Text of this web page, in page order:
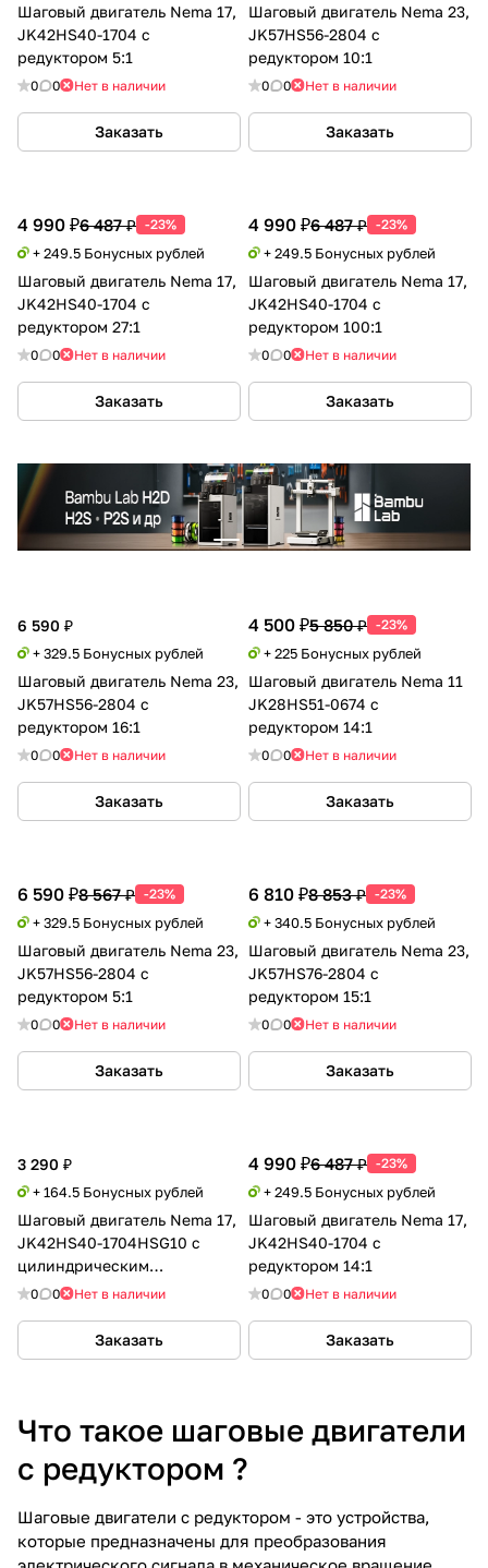
Шаговый двигатель Nema 17,
JK42HS40-1704 с
редуктором 5:1
0 0 Нет в наличии
Заказать
Шаговый двигатель Nema 23,
JK57HS56-2804 с
редуктором 10:1
0 0 Нет в наличии
Заказать
4 990 ₽6 487 ₽ -23%
+ 249.5 Бонусных рублей
Шаговый двигатель Nema 17,
JK42HS40-1704 с
редуктором 27:1
0 0 Нет в наличии
Заказать
4 990 ₽6 487 ₽ -23%
+ 249.5 Бонусных рублей
Шаговый двигатель Nema 17,
JK42HS40-1704 с
редуктором 100:1
0 0 Нет в наличии
Заказать
6 590 ₽
+ 329.5 Бонусных рублей
Шаговый двигатель Nema 23,
JK57HS56-2804 с
редуктором 16:1
0 0 Нет в наличии
Заказать
4 500 ₽5 850 ₽ -23%
+ 225 Бонусных рублей
Шаговый двигатель Nema 11
JK28HS51-0674 с
редуктором 14:1
0 0 Нет в наличии
Заказать
6 590 ₽8 567 ₽ -23%
+ 329.5 Бонусных рублей
Шаговый двигатель Nema 23,
JK57HS56-2804 с
редуктором 5:1
0 0 Нет в наличии
Заказать
6 810 ₽8 853 ₽ -23%
+ 340.5 Бонусных рублей
Шаговый двигатель Nema 23,
JK57HS76-2804 с
редуктором 15:1
0 0 Нет в наличии
Заказать
3 290 ₽
+ 164.5 Бонусных рублей
Шаговый двигатель Nema 17,
JK42HS40-1704HSG10 c
цилиндрическим
редуктором 1:10
0 0 Нет в наличии
Заказать
4 990 ₽6 487 ₽ -23%
+ 249.5 Бонусных рублей
Шаговый двигатель Nema 17,
JK42HS40-1704 с
редуктором 14:1
0 0 Нет в наличии
Заказать
Что такое шаговые двигатели
с редуктором ?
Шаговые двигатели с редуктором - это устройства,
которые предназначены для преобразования